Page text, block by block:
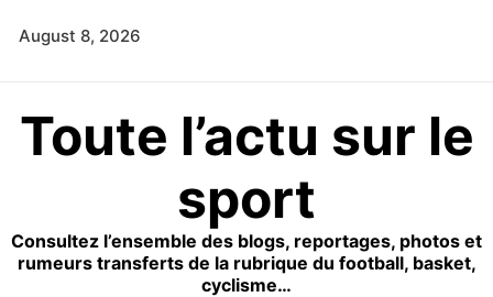
August 8, 2026
Toute l’actu sur le
sport
Consultez l’ensemble des blogs, reportages, photos et
rumeurs transferts de la rubrique du football, basket,
cyclisme…